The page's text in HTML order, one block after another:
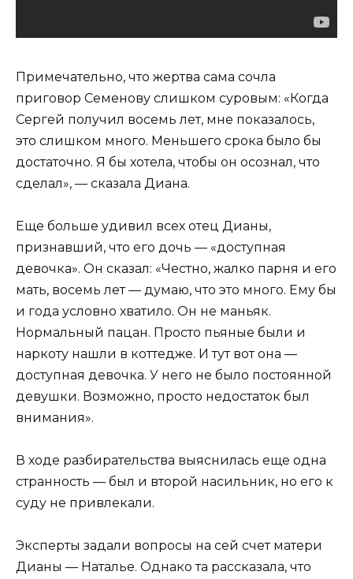
Примечательно, что жертва сама сочла
приговор Семенову слишком суровым: «Когда
Сергей получил восемь лет, мне показалось,
это слишком много. Меньшего срока было бы
достаточно. Я бы хотела, чтобы он осознал, что
сделал», — сказала Диана.
Еще больше удивил всех отец Дианы,
признавший, что его дочь — «доступная
девочка». Он сказал: «Честно, жалко парня и его
мать, восемь лет — думаю, что это много. Ему бы
и года условно хватило. Он не маньяк.
Нормальный пацан. Просто пьяные были и
наркоту нашли в коттедже. И тут вот она —
доступная девочка. У него не было постоянной
девушки. Возможно, просто недостаток был
внимания».
В ходе разбирательства выяснилась еще одна
странность — был и второй насильник, но его к
суду не привлекали.
Эксперты задали вопросы на сей счет матери
Дианы — Наталье. Однако та рассказала, что